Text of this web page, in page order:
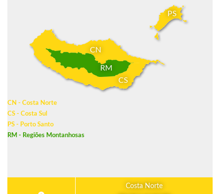
CN
CS
PS
RM
CN - Costa Norte
CS - Costa Sul
PS - Porto Santo
RM - Regiões Montanhosas
Costa Norte